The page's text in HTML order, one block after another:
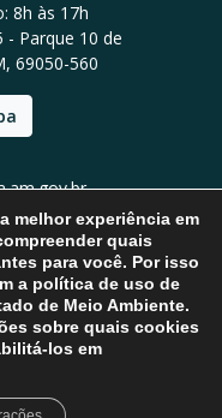
8h às 17h
- Parque 10 de
69050-560
melhor experiência em
quais
para você. Por isso
a política de uso de
de Meio Ambiente.
sobre quais cookies
los em